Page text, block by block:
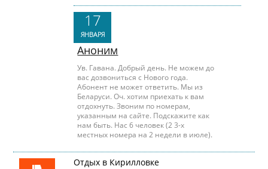
17
ЯНВАРЯ
Аноним
Ув. Гавана. Добрый день. Не можем до
вас дозвониться с Нового года.
Абонент не может ответить. Мы из
Беларуси. Оч. хотим приехать к вам
отдохнуть. Звоним по номерам,
указанным на сайте. Подскажите как
нам быть. Нас 6 человек (2 3-х
местных номера на 2 недели в июле).
Отдых в Кирилловке